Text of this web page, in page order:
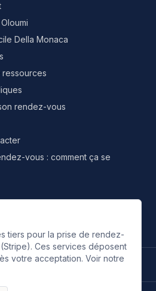
tiers pour la prise de rendez-
Ces services déposent
votre acceptation. Voir notre
Della Monaca
rendez-vous
vous : comment ça se
& partenaires
EN 🇮🇹IT🇪🇸ES🇷🇺 RU🇮🇷FA